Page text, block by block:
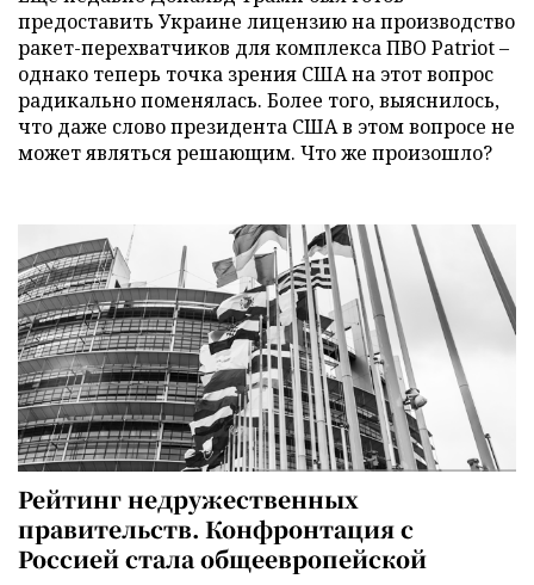
предоставить Украине лицензию на производство
ракет-перехватчиков для комплекса ПВО Patriot –
однако теперь точка зрения США на этот вопрос
радикально поменялась. Более того, выяснилось,
что даже слово президента США в этом вопросе не
может являться решающим. Что же произошло?
Рейтинг недружественных
правительств. Конфронтация с
Россией стала общеевропейской